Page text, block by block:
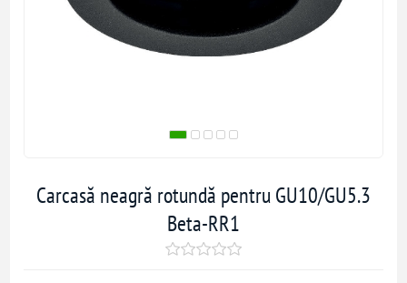
Carcasă neagră rotundă pentru GU10/GU5.3
Beta-RR1